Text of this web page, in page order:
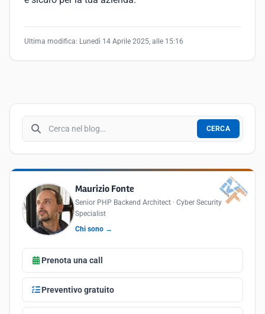
Ultima modifica: Lunedì 14 Aprile 2025, alle 15:16
Cerca nel blog
CERCA
Maurizio Fonte
Senior PHP Backend Architect · Cyber Security
Specialist
Chi sono →
Prenota una call
Preventivo gratuito